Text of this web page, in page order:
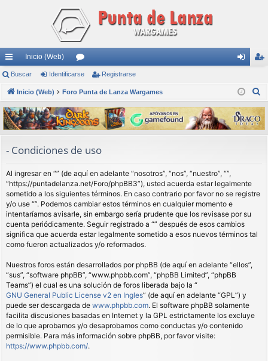
nl
ac
es
rá
s
Inicio (Web)
or
os nti
fic
ar
ist
ra
rs
Buscar Identificarse Registrarse
Inicio (Web) Foro Punta de Lanza Wargames
s
c
- Condiciones de uso
Al ingresar en “” (de aquí en adelante “nosotros”, “nos”, “nuestro”, “”,
“https://puntadelanza.net/Foro/phpBB3”), usted acuerda estar legalmente
sometido a los siguientes términos. En caso contrario por favor no se registre
y/o use “”. Podemos cambiar estos términos en cualquier momento e
intentaríamos avisarle, sin embargo sería prudente que los revisase por su
cuenta periódicamente. Seguir registrado a “” después de esos cambios
significa que acuerda estar legalmente sometido a esos nuevos términos tal
como fueron actualizados y/o reformados.
Nuestros foros están desarrollados por phpBB (de aquí en adelante “ellos”,
“sus”, “software phpBB”, “www.phpbb.com”, “phpBB Limited”, “phpBB
Teams”) el cual es una solución de foros liberada bajo la “
GNU General Public License v2 en Ingles” (de aquí en adelante “GPL”) y
puede ser descargada de www.phpbb.com. El software phpBB solamente
facilita discusiones basadas en Internet y la GPL estrictamente los excluye
de lo que aprobamos y/o desaprobamos como conductas y/o contenido
permisible. Para más información sobre phpBB, por favor visite:
https://www.phpbb.com/.